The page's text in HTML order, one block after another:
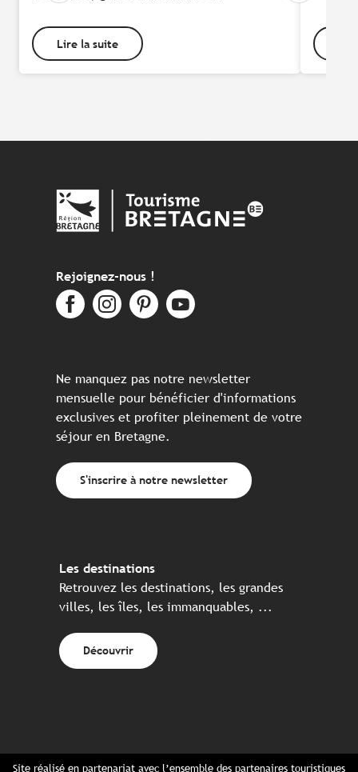
Lire la suite
Rejoignez-nous !
Ne manquez pas notre newsletter
mensuelle pour bénéficier d'informations
exclusives et profiter pleinement de votre
séjour en Bretagne.
S'inscrire à notre newsletter
Les destinations
Retrouvez les destinations, les grandes
villes, les îles, les immanquables, ...
Découvrir
Site réalisé en partenariat avec l’ensemble des partenaires touristiques